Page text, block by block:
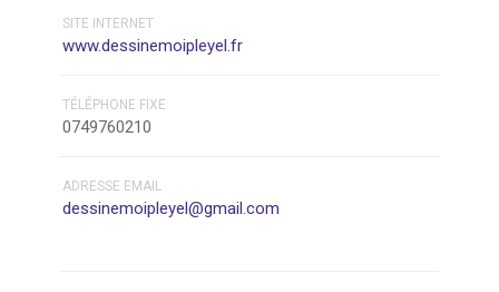
SITE INTERNET
www.dessinemoipleyel.fr
TÉLÉPHONE FIXE
0749760210
ADRESSE EMAIL
dessinemoipleyel@gmail.com